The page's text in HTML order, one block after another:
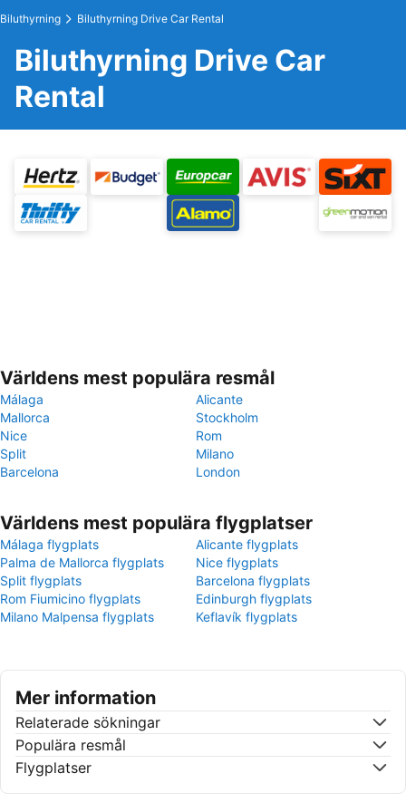
Biluthyrning Biluthyrning Drive Car Rental
Biluthyrning Drive Car
Rental
Världens mest populära resmål
Málaga
Alicante
Mallorca
Stockholm
Nice
Rom
Split
Milano
Barcelona
London
Världens mest populära flygplatser
Málaga flygplats
Alicante flygplats
Palma de Mallorca flygplats
Nice flygplats
Split flygplats
Barcelona flygplats
Rom Fiumicino flygplats
Edinburgh flygplats
Milano Malpensa flygplats
Keflavík flygplats
Mer information
Relaterade sökningar
Populära resmål
Flygplatser